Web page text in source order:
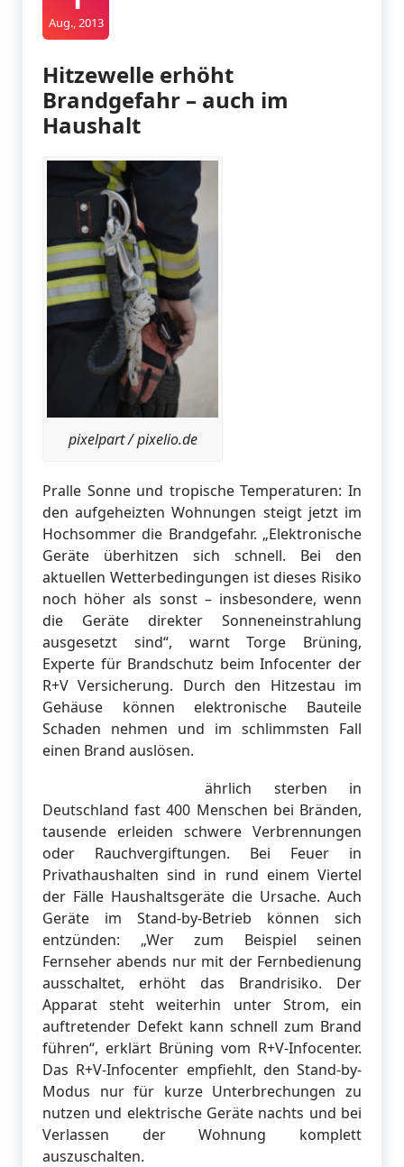
Aug., 2013
Hitzewelle erhöht
Brandgefahr – auch im
Haushalt
pixelpart / pixelio.de
Pralle Sonne und tropische Temperaturen: In
den aufgeheizten Wohnungen steigt jetzt im
Hochsommer die Brandgefahr. „Elektronische
Geräte überhitzen sich schnell. Bei den
aktuellen Wetterbedingungen ist dieses Risiko
noch höher als sonst – insbesondere, wenn
die Geräte direkter Sonneneinstrahlung
ausgesetzt sind“, warnt Torge Brüning,
Experte für Brandschutz beim Infocenter der
R+V Versicherung. Durch den Hitzestau im
Gehäuse können elektronische Bauteile
Schaden nehmen und im schlimmsten Fall
einen Brand auslösen.
ährlich sterben in
Deutschland fast 400 Menschen bei Bränden,
tausende erleiden schwere Verbrennungen
oder Rauchvergiftungen. Bei Feuer in
Privathaushalten sind in rund einem Viertel
der Fälle Haushaltsgeräte die Ursache. Auch
Geräte im Stand-by-Betrieb können sich
entzünden: „Wer zum Beispiel seinen
Fernseher abends nur mit der Fernbedienung
ausschaltet, erhöht das Brandrisiko. Der
Apparat steht weiterhin unter Strom, ein
auftretender Defekt kann schnell zum Brand
führen“, erklärt Brüning vom R+V-Infocenter.
Das R+V-Infocenter empfiehlt, den Stand-by-
Modus nur für kurze Unterbrechungen zu
nutzen und elektrische Geräte nachts und bei
Verlassen der Wohnung komplett
auszuschalten.